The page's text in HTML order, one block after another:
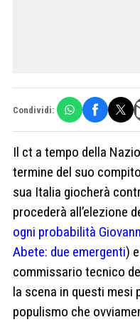
Condividi:
Il ct a tempo della
termine del suo
sua Italia giocherà
procederà all’elezione
ogni probabilità
Abete: due emergenti)
commissario tecnico
la scena in questi mesi
populismo che